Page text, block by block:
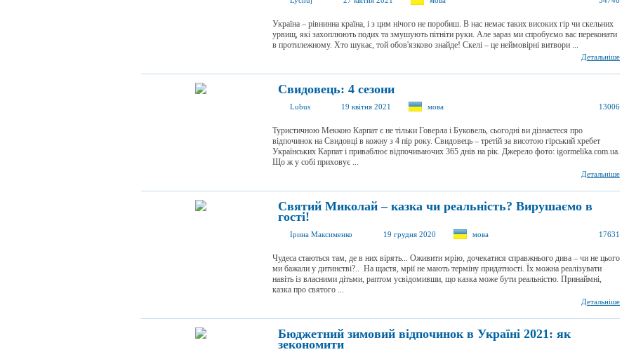
Україна – рівнинна країна, і з цим нічого не поробиш. В нас немає таких високих гір чи скельних
урвищ, які захоплюють подих та змушують пітніти руки. Але зараз ми спробуємо вас переконати
в протилежному. Хто шукає, той обов'язково знайде! Скелі – це неймовірні витвори ...
Детальніше
Свидовець: 4 сезони
Lubus 19 квітня 2021 мова 13006
Туристичною Меккою Карпат є не тільки Говерла і Буковель, сьогодні ви дізнаєтеся про
відпочинок на Свидовці в кожну з 4 пір року. Свидовець – третій за висотою гірський хребет
Українських Карпат і приваблює відпочиваючих 365 днів на рік. Джерело фото: igormelika.com.ua.
Що ж у собі приховує ...
Детальніше
Святий Миколай – казка чи реальність? Вирушаємо в
гості!
Ірина Максименко 19 грудня 2020 мова 17631
Чудеса стаються там, де в них вірять... Оживити мрію, дочекатися справжнього дива – чи не цього
ми бажали у дитинстві?.. На щастя, мрії не мають терміну придатності. Їх можна реалізувати
навіть із власними дітьми, раптом усвідомивши, що казка може бути реальністю. Принаймні,
казка про святого ...
Детальніше
Бюджетний зимовий відпочинок в Україні 2021: як
зекономити